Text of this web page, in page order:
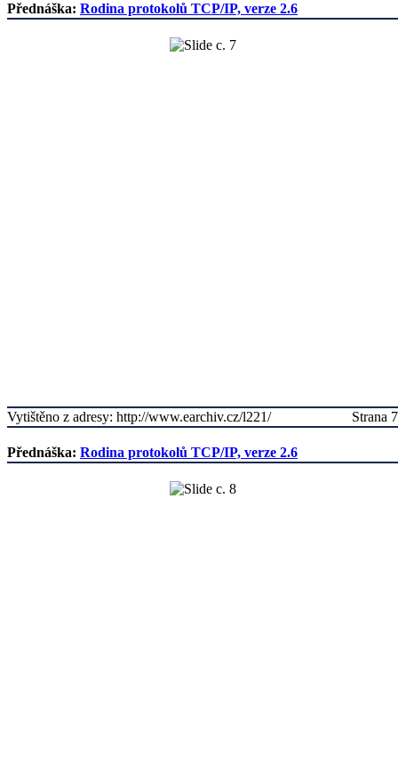
Přednáška: Rodina protokolů TCP/IP, verze 2.6
Strana 7
Vytištěno z adresy: http://www.earchiv.cz/l221/
Přednáška: Rodina protokolů TCP/IP, verze 2.6